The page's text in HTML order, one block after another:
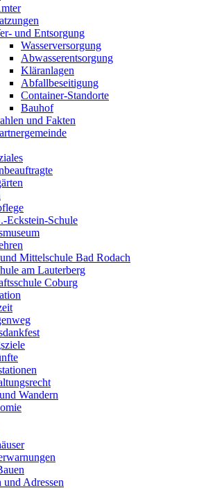
und Entsorgung
Wasserversorgung
Abwasserentsorgung
Kläranlagen
Abfallbeseitigung
Container-Standorte
Bauhof
und Fakten
Eckstein-Schule
Mittelschule Bad Rodach
am Lauterberg
Coburg
Wandern
und Adressen